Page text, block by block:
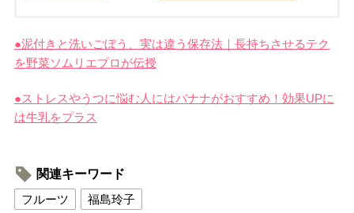
●泥付きと洗いごぼう、実は違う保存法｜長持ちさせるテク
を野菜ソムリエプロが伝授
●ストレスやうつに悩む人にはバナナがおすすめ！効果UPに
は牛乳をプラス
関連キーワード
フルーツ
福島玲子